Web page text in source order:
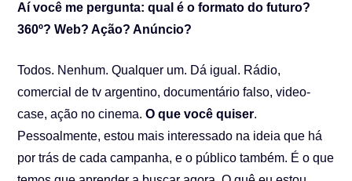
Aí você me pergunta: qual é o formato do futuro?
360º? Web? Ação? Anúncio?
Todos. Nenhum. Qualquer um. Dá igual. Rádio,
comercial de tv argentino, documentário falso, video-
case, ação no cinema.O que você quiser.
Pessoalmente, estou mais interessado na ideia que há
por trás de cada campanha, e o público também. É o que